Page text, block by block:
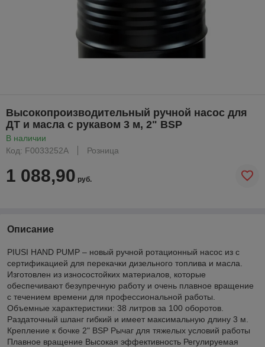
Высокопроизводительный ручной насос для
ДТ и масла с рукавом 3 м, 2" BSP
В наличии
Код: F0033252A
Розница
1 088,90 руб.
Описание
PIUSI HAND PUMP – новый ручной ротационный насос из с
сертификацией для перекачки дизельного топлива и масла.
Изготовлен из износостойких материалов, которые
обеспечивают безупречную работу и очень плавное вращение
с течением времени для профессиональной работы.
Объемные характеристики: 38 литров за 100 оборотов.
Раздаточный шланг гибкий и имеет максимальную длину 3 м.
Крепление к бочке 2" BSP Рычаг для тяжелых условий работы
Плавное вращение Высокая эффективность Регулируемая